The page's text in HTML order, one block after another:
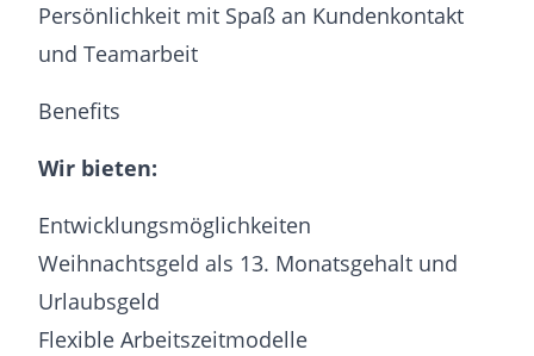
Persönlichkeit mit Spaß an Kundenkontakt
und Teamarbeit
Benefits
Wir bieten:
Entwicklungsmöglichkeiten
Weihnachtsgeld als 13. Monatsgehalt und
Urlaubsgeld
Flexible Arbeitszeitmodelle